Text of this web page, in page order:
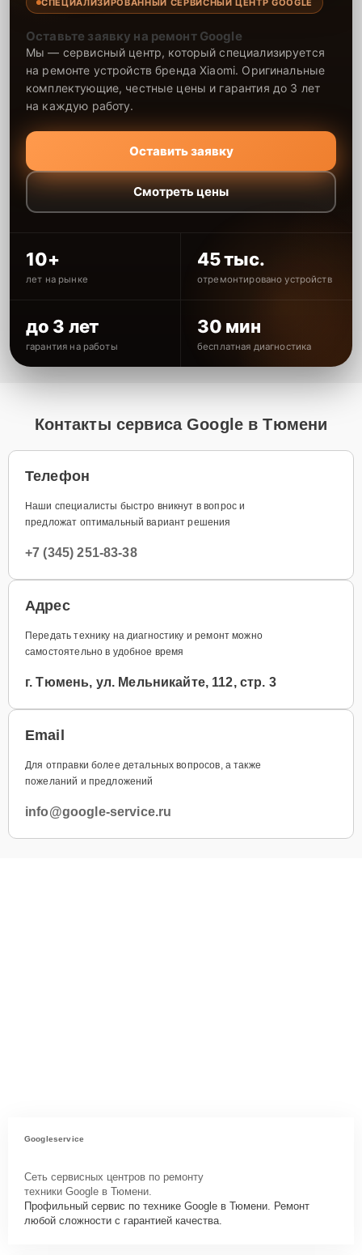
Оставьте заявку на ремонт Google
Мы — сервисный центр, который специализируется
на ремонте устройств бренда Xiaomi. Оригинальные
комплектующие, честные цены и гарантия до 3 лет
на каждую работу.
Оставить заявку
Смотреть цены
10+
лет на рынке
45 тыс.
отремонтировано устройств
до 3 лет
гарантия на работы
30 мин
бесплатная диагностика
Контакты сервиса Google в Тюмени
Телефон
Наши специалисты быстро вникнут в вопрос и
предложат оптимальный вариант решения
+7 (345) 251-83-38
Адрес
Передать технику на диагностику и ремонт можно
самостоятельно в удобное время
г. Тюмень, ул. Мельникайте, 112, стр. 3
Email
Для отправки более детальных вопросов, а также
пожеланий и предложений
info@google-service.ru
Googleservice
Сеть сервисных центров по ремонту
техники Google в Тюмени.
Профильный сервис по технике Google в Тюмени. Ремонт
любой сложности с гарантией качества.